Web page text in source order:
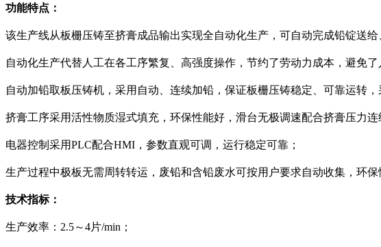
功能特点：
该生产线从板栅压铸至挤膏成品输出实现全自动化生产，可自动完成铅锭送
自动化生产代替人工在各工序繁复、高强度操作，节约了劳动力成本，避免
自动加铅取板压铸机，采用自动、连续加铅，保证板栅压铸稳定、可靠运转
挤膏工序采用活性物质湿式填充，环保性能好，滑台无极调速配合挤膏压力
电器控制采用PLC配合HMI，参数直观可调，运行稳定可靠；
生产过程中极板无需周转转运，废铅和含铅废水可按用户要求自动收集，环保
技术指标：
生产效率：2.5～4片/min；